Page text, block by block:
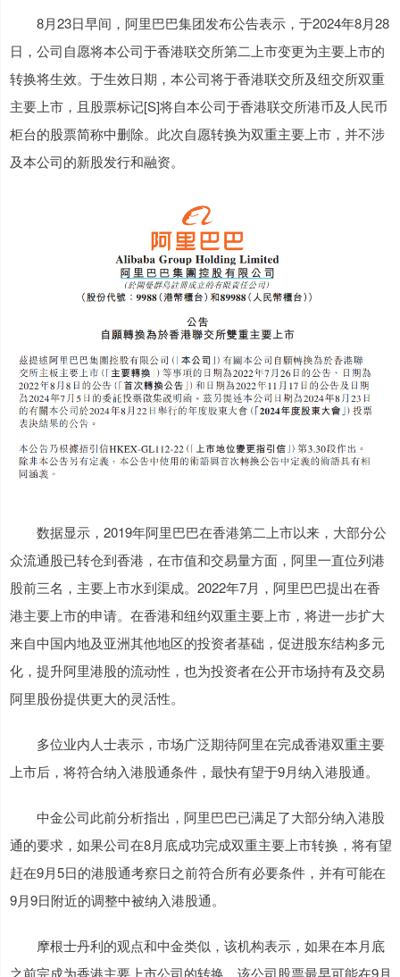
8月23日早间，阿里巴巴集团发布公告表示，于2024年8月28
日，公司自愿将本公司于香港联交所第二上市变更为主要上市的
转换将生效。于生效日期，本公司将于香港联交所及纽交所双重
主要上市，且股票标记[S]将自本公司于香港联交所港币及人民币
柜台的股票简称中删除。此次自愿转换为双重主要上市，并不涉
及本公司的新股发行和融资。
数据显示，2019年阿里巴巴在香港第二上市以来，大部分公
众流通股已转仓到香港，在市值和交易量方面，阿里一直位列港
股前三名，主要上市水到渠成。2022年7月，阿里巴巴提出在香
港主要上市的申请。在香港和纽约双重主要上市，将进一步扩大
来自中国内地及亚洲其他地区的投资者基础，促进股东结构多元
化，提升阿里港股的流动性，也为投资者在公开市场持有及交易
阿里股份提供更大的灵活性。
多位业内人士表示，市场广泛期待阿里在完成香港双重主要
上市后，将符合纳入港股通条件，最快有望于9月纳入港股通。
中金公司此前分析指出，阿里巴巴已满足了大部分纳入港股
通的要求，如果公司在8月底成功完成双重主要上市转换，将有望
赶在9月5日的港股通考察日之前符合所有必要条件，并有可能在
9月9日附近的调整中被纳入港股通。
摩根士丹利的观点和中金类似，该机构表示，如果在本月底
之前完成为香港主要上市公司的转换，该公司股票最早可能在9月